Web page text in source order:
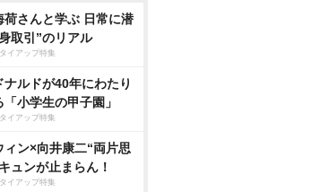
荷さんと学ぶ 日常に潜
取引”のリアル
イアップ特集
ナルドが40年にわたり
「小学生の甲子園」
イアップ特集
ィン×向井康二“両片思
ュンが止まらん！
イアップ特集